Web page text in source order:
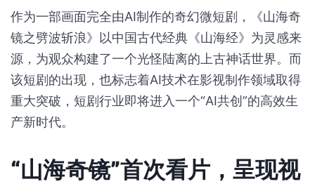
作为一部画面完全由AI制作的奇幻微短剧，《山海奇
镜之劈波斩浪》以中国古代经典《山海经》为灵感来
源，为观众构建了一个光怪陆离的上古神话世界。而
该短剧的出现，也标志着AI技术在影视制作领域取得
重大突破，短剧行业即将进入一个“AI共创”的高效生
产新时代。
“山海奇镜”首次看片，呈现视